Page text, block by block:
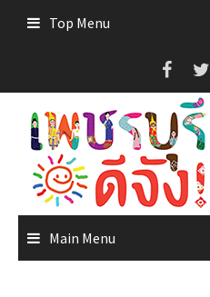
Top Menu
Main Menu